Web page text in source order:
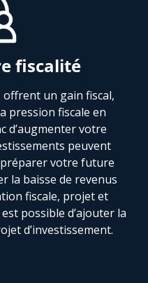
fiscalité
un gain fiscal,
pression fiscale en
d’augmenter votre
peuvent
votre future
la baisse de revenus
fiscale, projet et
possible d’ajouter la
d’investissement.